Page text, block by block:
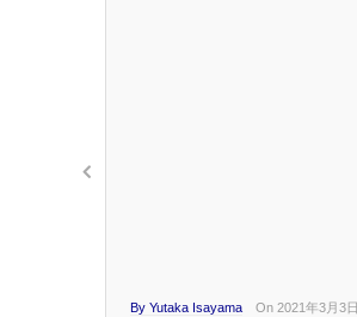
By Yutaka Isayama On 2021年3月3日